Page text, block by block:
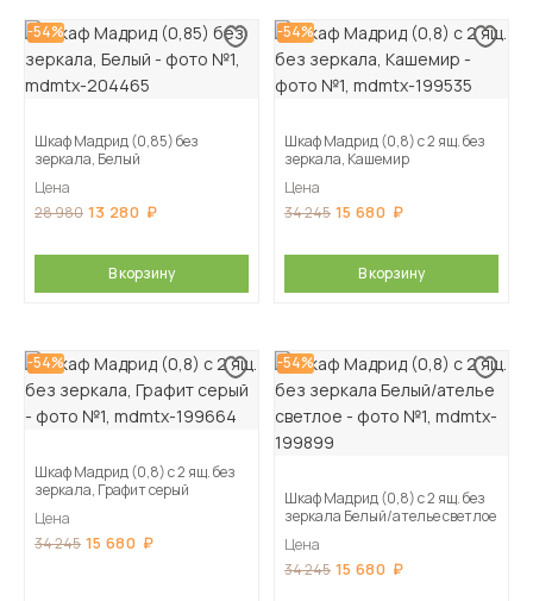
-54%
Шкаф Мадрид (0,85) без
зеркала, Белый
Цена
28 980 13 280
В корзину
-54%
Шкаф Мадрид (0,8) с 2 ящ. без
зеркала, Кашемир
Цена
34 245 15 680
В корзину
-54%
Шкаф Мадрид (0,8) с 2 ящ. без
зеркала, Графит серый
Цена
34 245 15 680
-54%
Шкаф Мадрид (0,8) с 2 ящ. без
зеркала Белый/ателье светлое
Цена
34 245 15 680